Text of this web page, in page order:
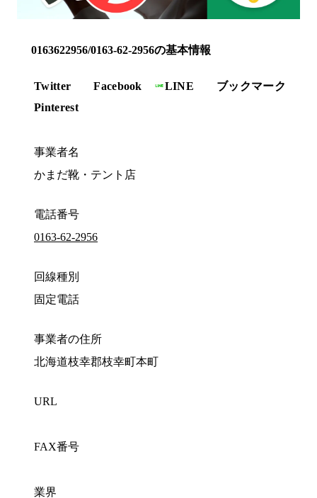
0163622956/0163-62-2956の基本情報
Twitter Facebook LINE
ブックマーク
Pinterest
事業者名
かまだ靴・テント店
電話番号
0163-62-2956
回線種別
固定電話
事業者の住所
北海道枝幸郡枝幸町本町
URL
FAX番号
業界